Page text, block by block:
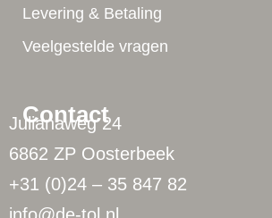
Contact
Julianaweg 24
6862 ZP Oosterbeek
+31 (0)24 – 35 847 82
Levering & Betaling
Veelgestelde vragen